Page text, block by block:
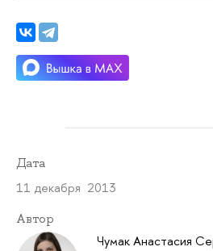
Дата
11 декабря 2013
Автор
Чумак Анастасия